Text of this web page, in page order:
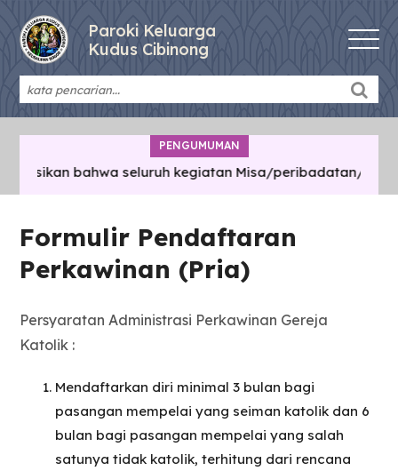
Paroki Keluarga
Kudus Cibinong
PENGUMUMAN
bahwa seluruh kegiatan Misa/peribadatan/
Formulir Pendaftaran
Perkawinan (Pria)
Persyaratan Administrasi Perkawinan Gereja
Katolik :
Mendaftarkan diri minimal 3 bulan bagi
pasangan mempelai yang seiman katolik dan 6
bulan bagi pasangan mempelai yang salah
satunya tidak katolik, terhitung dari rencana